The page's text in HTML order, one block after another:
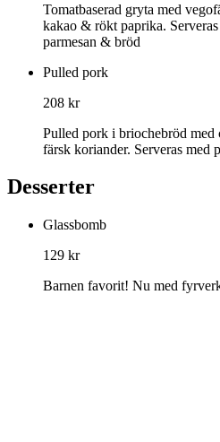
Tomatbaserad gryta med
kakao & rökt paprika.
parmesan & bröd
Pulled pork
208 kr
Pulled pork i briochebröd
färsk koriander. Serveras med
Desserter
Glassbomb
129 kr
Barnen favorit! Nu med